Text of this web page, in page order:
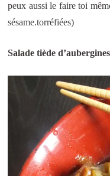
peux aussi le faire toi
sésame.torréfiées)
Salade tiède